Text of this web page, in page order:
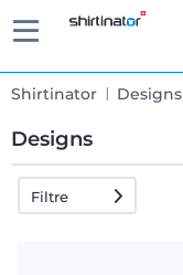
Shirtinator Designs
Designs
Filtre